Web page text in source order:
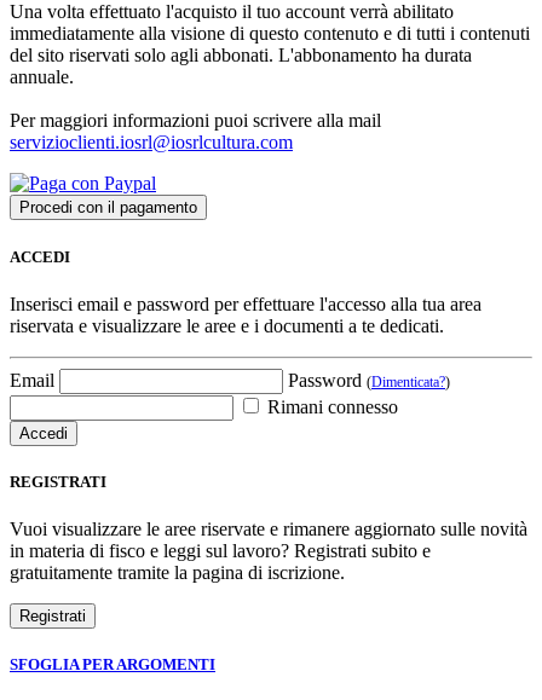
Una volta effettuato l'acquisto il tuo account verrà abilitato
immediatamente alla visione di questo contenuto e di tutti i contenuti
del sito riservati solo agli abbonati. L'abbonamento ha durata
annuale.
Per maggiori informazioni puoi scrivere alla mail
servizioclienti.iosrl@iosrlcultura.com
ACCEDI
Inserisci email e password per effettuare l'accesso alla tua area
riservata e visualizzare le aree e i documenti a te dedicati.
Email Password (Dimenticata?)
Rimani connesso
REGISTRATI
Vuoi visualizzare le aree riservate e rimanere aggiornato sulle novità
in materia di fisco e leggi sul lavoro? Registrati subito e
gratuitamente tramite la pagina di iscrizione.
SFOGLIA PER ARGOMENTI